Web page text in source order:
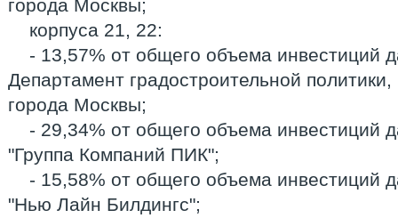
города Москвы;
корпуса 21, 22:
- 13,57% от общего объема инвестиций
Департамент градостроительной
города Москвы;
- 29,34% от общего объема инвестиций
"Группа Компаний ПИК";
- 15,58% от общего объема инвестиций
"Нью Лайн Билдингс";